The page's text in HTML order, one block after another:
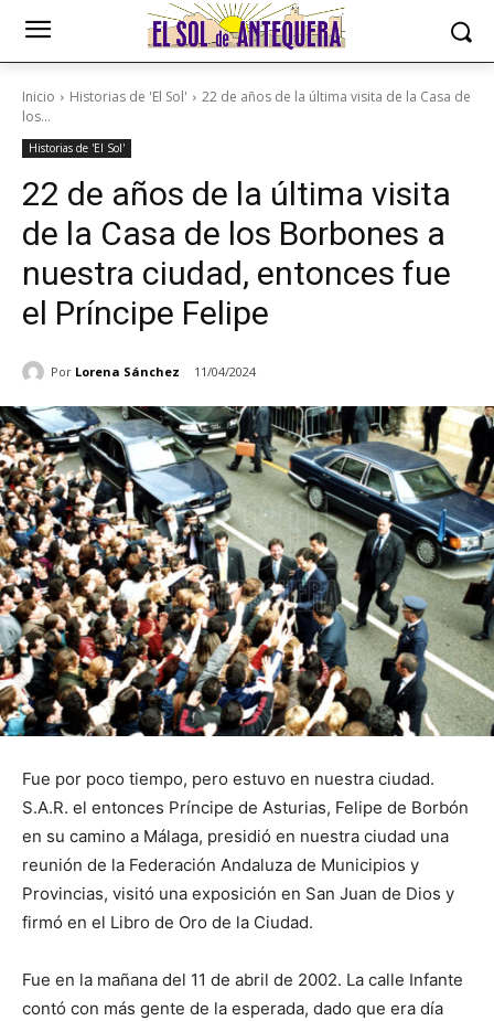
Inicio Historias de 'El Sol'
22 de años de la última visita de la Casa de
los...
Historias de 'El Sol'
22 de años de la última visita
de la Casa de los Borbones a
nuestra ciudad, entonces fue
el Príncipe Felipe
Por Lorena Sánchez 11/04/2024
Fue por poco tiempo, pero estuvo en nuestra ciudad.
S.A.R. el entonces Príncipe de Asturias, Felipe de Borbón
en su camino a Málaga, presidió en nuestra ciudad una
reunión de la Federación Andaluza de Municipios y
Provincias, visitó una exposición en San Juan de Dios y
firmó en el Libro de Oro de la Ciudad.
Fue en la mañana del 11 de abril de 2002. La calle Infante
contó con más gente de la esperada, dado que era día